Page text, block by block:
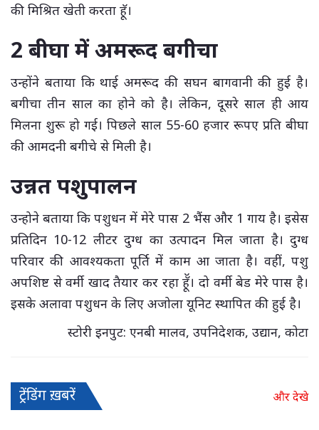
की मिश्रित खेती करता हॅू।
2 बीघा में अमरूद बगीचा
उन्होंने बताया कि थाई अमरूद की सघन बागवानी की हुई है।
बगीचा तीन साल का होने को है। लेकिन, दूसरे साल ही आय
मिलना शुरू हो गई। पिछले साल 55-60 हजार रूपए प्रति बीघा
की आमदनी बगीचे से मिली है।
उन्नत पशुपालन
उन्होने बताया कि पशुधन में मेरे पास 2 भैंस और 1 गाय है। इसेस
प्रतिदिन 10-12 लीटर दुग्ध का उत्पादन मिल जाता है। दुग्ध
परिवार की आवश्यकता पूर्ति में काम आ जाता है। वहीं, पशु
अपशिष्ट से वर्मी खाद तैयार कर रहा हॅॅू। दो वर्मी बेड मेरे पास है।
इसके अलावा पशुधन के लिए अजोला यूनिट स्थापित की हुई है।
स्टोरी इनपुट: एनबी मालव, उपनिदेशक, उद्यान, कोटा
ट्रेंडिंग ख़बरें और देखे